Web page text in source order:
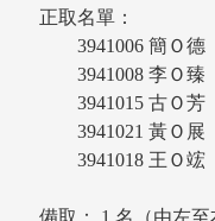
正取名單：
3941006 簡Ｏ德
3941008 李Ｏ臻
3941015 古Ｏ芳
3941021 黃Ｏ展
3941018 王Ｏ竤
備取： 1 名（由左